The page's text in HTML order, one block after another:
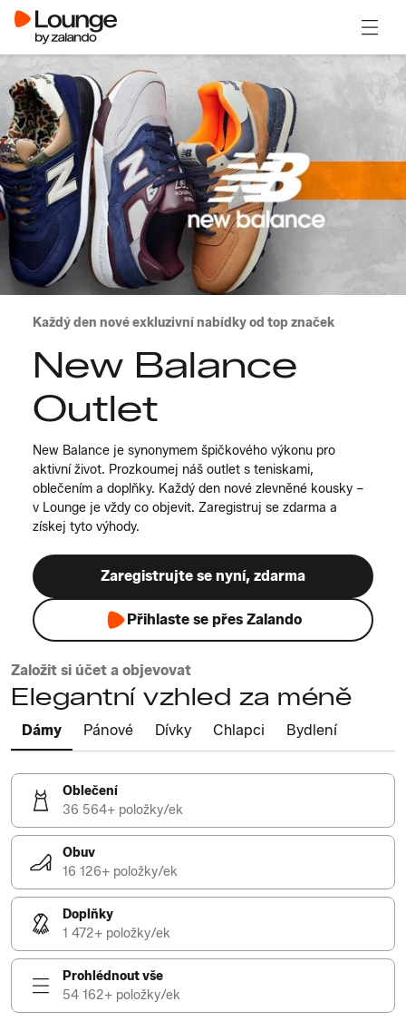
Každý den nové exkluzivní nabídky od top značek
New Balance
Outlet
New Balance je synonymem špičkového výkonu pro
aktivní život. Prozkoumej náš outlet s teniskami,
oblečením a doplňky. Každý den nové zlevněné kousky –
v Lounge je vždy co objevit. Zaregistruj se zdarma a
získej tyto výhody.
Zaregistrujte se nyní, zdarma
Přihlaste se přes Zalando
Založit si účet a objevovat
Elegantní vzhled za méně
Dámy Pánové Dívky Chlapci Bydlení
Oblečení
36 564+ položky/ek
Obuv
16 126+ položky/ek
Doplňky
1 472+ položky/ek
Prohlédnout vše
54 162+ položky/ek